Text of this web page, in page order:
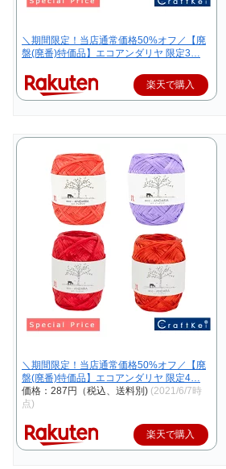
＼期間限定！当店通常価格50%オフ／【廃
盤(廃番)特価品】エコアンダリヤ 限定3…
楽天で購入
＼期間限定！当店通常価格50%オフ／【廃
盤(廃番)特価品】エコアンダリヤ 限定4…
価格：287円（税込、送料別) (2021/6/7時
点)
楽天で購入